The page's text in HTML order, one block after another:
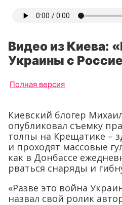
Видео из Киева:
Украины с
Полная версия
Киевский блогер
опубликовал съемку
толпы на Крещатике –
и проходят массовые
как в Донбассе
рваться снаряды и
«Разве это война
назвал свой ролик